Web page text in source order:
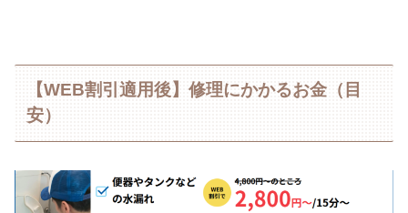
【WEB割引適用後】修理にかかるお金（目
安）